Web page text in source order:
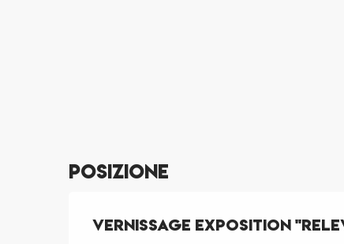
Posizione
Vernissage Exposition